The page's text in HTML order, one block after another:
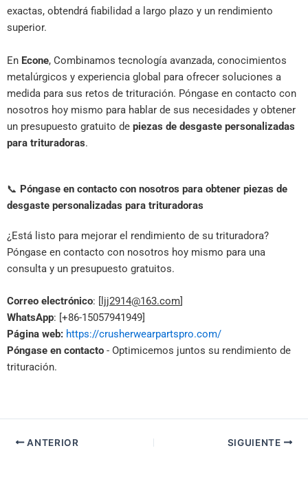
exactas, obtendrá fiabilidad a largo plazo y un rendimiento
superior.
En Econe, Combinamos tecnología avanzada, conocimientos
metalúrgicos y experiencia global para ofrecer soluciones a
medida para sus retos de trituración. Póngase en contacto con
nosotros hoy mismo para hablar de sus necesidades y obtener
un presupuesto gratuito de piezas de desgaste personalizadas
para trituradoras.
📞 Póngase en contacto con nosotros para obtener piezas de
desgaste personalizadas para trituradoras
¿Está listo para mejorar el rendimiento de su trituradora?
Póngase en contacto con nosotros hoy mismo para una
consulta y un presupuesto gratuitos.
Correo electrónico: [ ljj2914@163.com]
WhatsApp: [+86-15057941949]
Página web: https://crusherwearpartspro.com/
Póngase en contacto - Optimicemos juntos su rendimiento de
trituración.
ANTERIOR SIGUIENTE